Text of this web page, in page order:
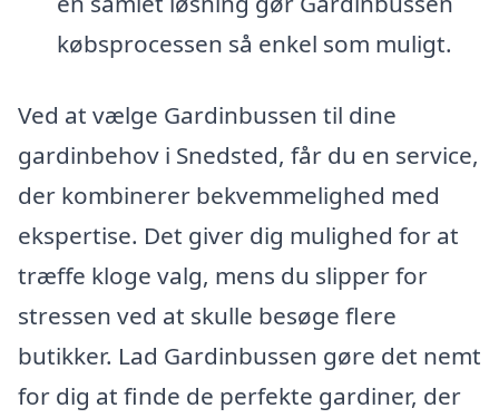
købsprocessen så enkel som muligt.
Ved at vælge Gardinbussen til dine
gardinbehov i Snedsted, får du en service,
der kombinerer bekvemmelighed med
ekspertise. Det giver dig mulighed for at
træffe kloge valg, mens du slipper for
stressen ved at skulle besøge flere
butikker. Lad Gardinbussen gøre det nemt
for dig at finde de perfekte gardiner, der